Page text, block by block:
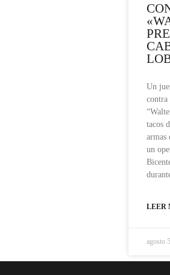
Un
tacos
armas
un
LEER
agosto